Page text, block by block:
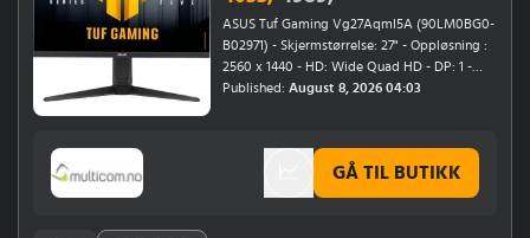
ASUS Tuf Gaming Vg27Aqml5A (90LM0BG0-
B02971) - Skjermstørrelse: 27" - Oppløsning :
2560 x 1440 - HD: Wide Quad HD - DP: 1 -
HDMI: 2 - Berøringsskjerm: Nei - Høyttalere:
Energieffektivitetsklasse: F -
Oppdateringsfrekvens: 300Hz
Published: August 8, 2026 04:03
GÅ TIL BUTIKK